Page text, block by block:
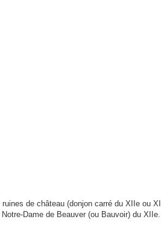
ruines de château (donjon carré du XIIe ou
Dame de Beauver (ou Bauvoir) du XIIe.